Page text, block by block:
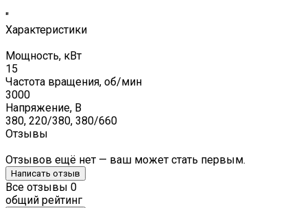
"
Характеристики
Мощность, кВт
15
Частота вращения, об/мин
3000
Напряжение, В
380, 220/380, 380/660
Отзывы
Отзывов ещё нет — ваш может стать первым.
Написать отзыв
Все отзывы 0
общий рейтинг